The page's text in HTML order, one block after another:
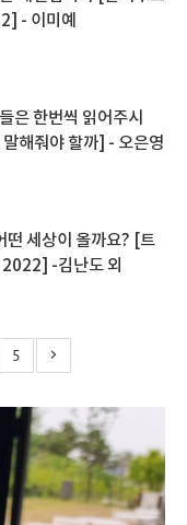
- 이미예
은 한번씩 읽어주시
해줘야 할까] - 오은영
떤 세상이 올까요? [트
2022] -김난도 외
5